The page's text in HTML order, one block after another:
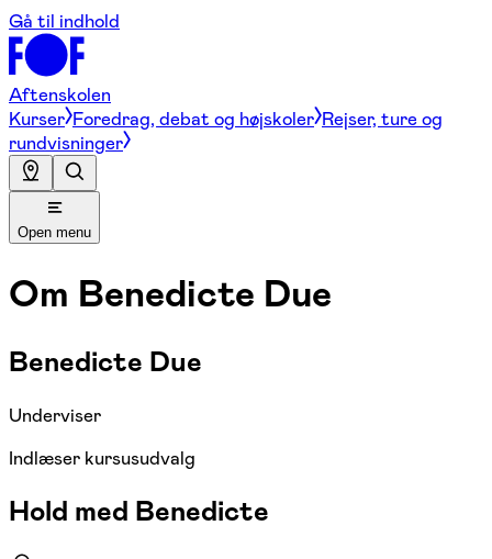
Gå til indhold
Aftenskolen
Kurser Foredrag, debat og højskoler Rejser, ture og
rundvisninger
Open menu
Om Benedicte Due
Benedicte Due
Underviser
Indlæser kursusudvalg
Hold med Benedicte